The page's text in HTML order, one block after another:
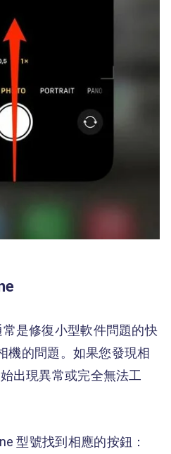
是修復小型軟件問題的快
機的問題。如果您發現相
出現異常或完全無法工
型號找到相應的按鈕：